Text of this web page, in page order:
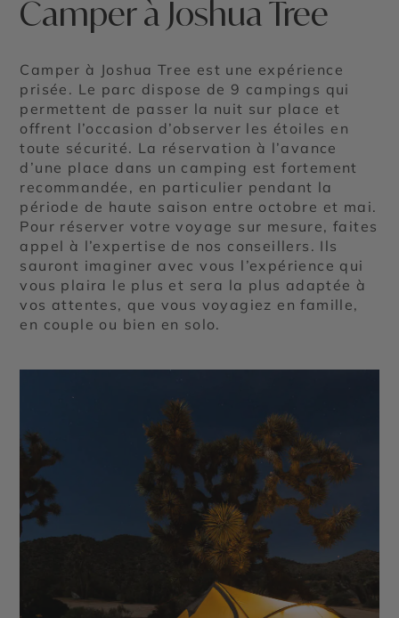
Camper à Joshua Tree
Camper à Joshua Tree est une expérience
prisée. Le parc dispose de 9 campings qui
permettent de passer la nuit sur place et
offrent l’occasion d’observer les étoiles en
toute sécurité. La réservation à l’avance
d’une place dans un camping est fortement
recommandée, en particulier pendant la
période de haute saison entre octobre et mai.
Pour réserver votre voyage sur mesure, faites
appel à l’expertise de nos conseillers. Ils
sauront imaginer avec vous l’expérience qui
vous plaira le plus et sera la plus adaptée à
vos attentes, que vous voyagiez en famille,
en couple ou bien en solo.